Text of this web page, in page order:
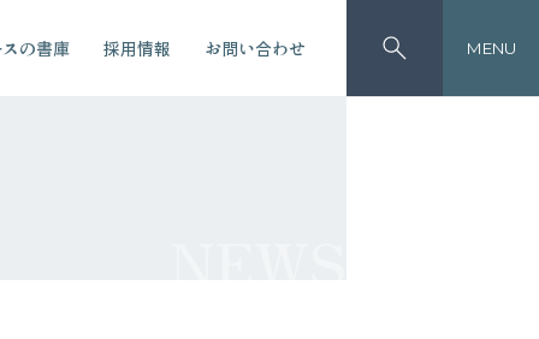
の書庫 採用情報 お問い合わせ MENU